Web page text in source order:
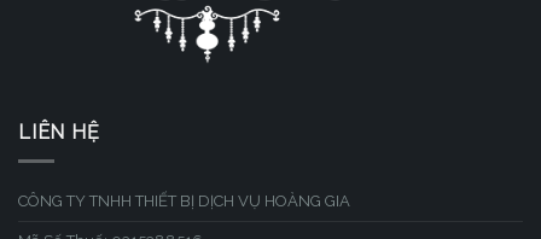
LIÊN HỆ
CÔNG TY TNHH THIẾT BỊ DỊCH VỤ HOÀNG GIA